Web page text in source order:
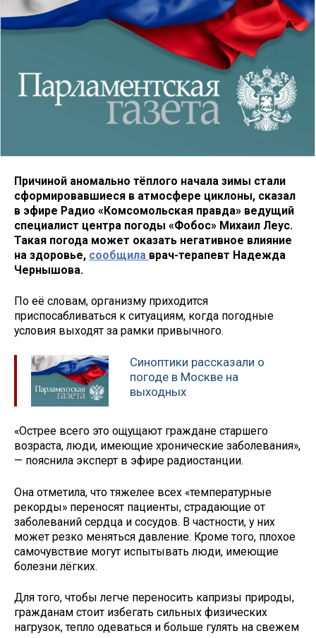
Причиной аномально тёплого начала зимы стали
сформировавшиеся в атмосфере циклоны, сказал
в эфире Радио «Комсомольская правда» ведущий
специалист центра погоды «Фобос» Михаил Леус.
Такая погода может оказать негативное влияние
на здоровье, сообщила врач-терапевт Надежда
Чернышова.
По её словам, организму приходится
приспосабливаться к ситуациям, когда погодные
условия выходят за рамки привычного.
Синоптики рассказали о
погоде в Москве на
выходных
«Острее всего это ощущают граждане старшего
возраста, люди, имеющие хронические заболевания»,
— пояснила эксперт в эфире радиостанции.
Она отметила, что тяжелее всех «температурные
рекорды» переносят пациенты, страдающие от
заболеваний сердца и сосудов. В частности, у них
может резко меняться давление. Кроме того, плохое
самочувствие могут испытывать люди, имеющие
болезни лёгких.
Для того, чтобы легче переносить капризы природы,
гражданам стоит избегать сильных физических
нагрузок, тепло одеваться и больше гулять на свежем